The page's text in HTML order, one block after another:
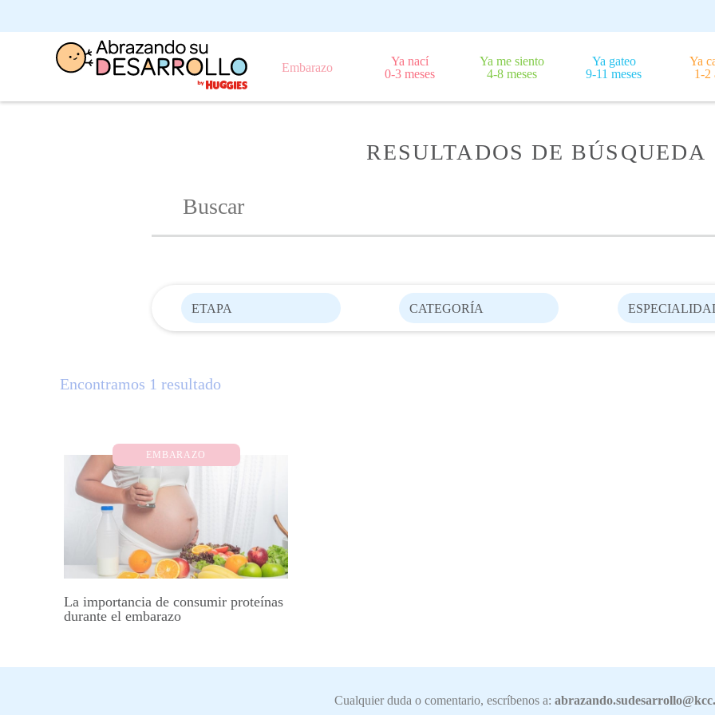
Embarazo
Ya nací
0-3 meses
Ya me siento
4-8 meses
Ya gateo
9-11 meses
Ya
1-2
RESULTADOS DE BÚSQUEDA
ETAPA CATEGORÍA
Encontramos 1 resultado
EMBARAZO
La importancia de consumir proteínas
durante el embarazo
Cualquier duda o comentario, escríbenos a: